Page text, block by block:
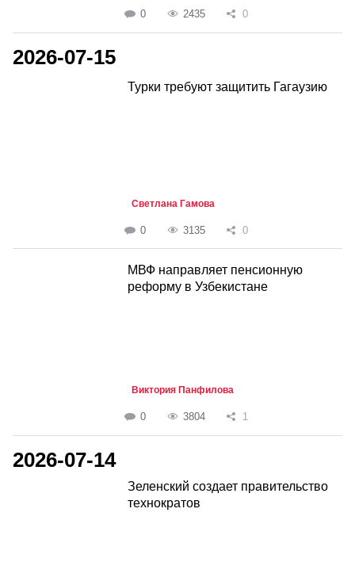
0 2435 0
2026-07-15
Турки требуют защитить Гагаузию
Светлана Гамова
0 3135 0
МВФ направляет пенсионную
реформу в Узбекистане
Виктория Панфилова
0 3804 1
2026-07-14
Зеленский создает правительство
технократов